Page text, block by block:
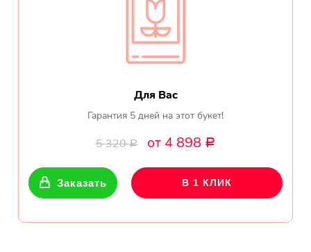
Для Вас
Гарантия 5 дней на этот букет!
5 320Р от 4 898 Р
Заказать В 1 КЛИК